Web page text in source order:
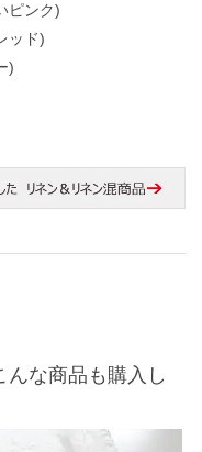
ピンク)
ッド)
)
んな商品も購入し